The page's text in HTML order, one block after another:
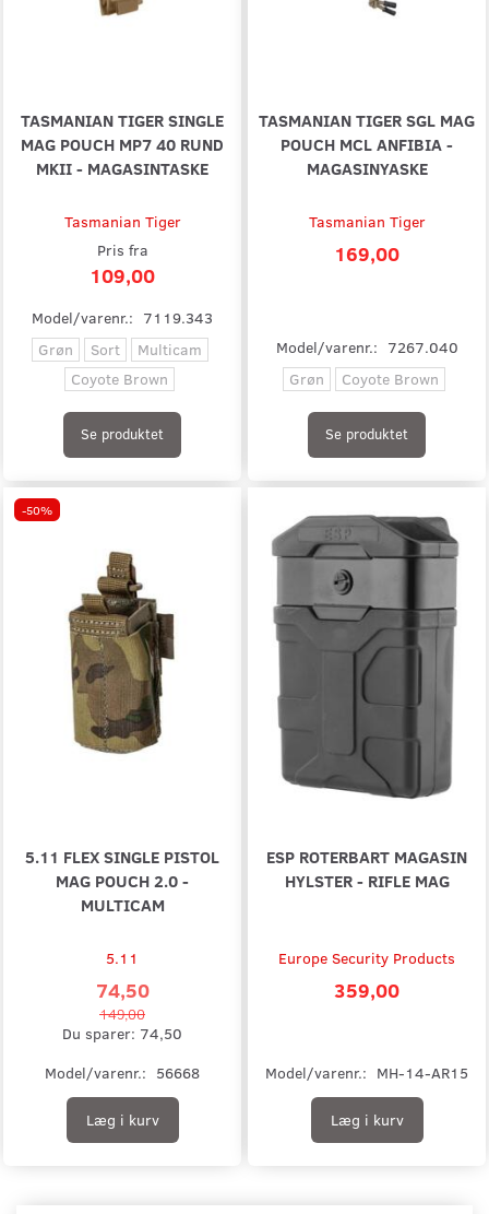
TASMANIAN TIGER SINGLE
MAG POUCH MP7 40 RUND
MKII - MAGASINTASKE
Tasmanian Tiger
Pris fra
109,00
Model/varenr.: 7119.343
Grøn
Sort
Multicam
Coyote Brown
Se produktet
TASMANIAN TIGER SGL MAG
POUCH MCL ANFIBIA -
MAGASINYASKE
Tasmanian Tiger
169,00
Model/varenr.: 7267.040
Grøn
Coyote Brown
Se produktet
-50%
5.11 FLEX SINGLE PISTOL
MAG POUCH 2.0 -
MULTICAM
5.11
74,50
149,00
Du sparer: 74,50
Model/varenr.: 56668
Læg i kurv
ESP ROTERBART MAGASIN
HYLSTER - RIFLE MAG
Europe Security Products
359,00
Model/varenr.: MH-14-AR15
Læg i kurv